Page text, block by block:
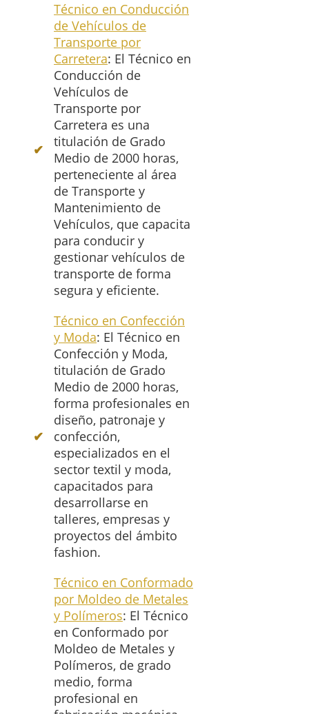
Técnico en Conducción
de Vehículos de
Transporte por
Carretera: El Técnico en
Conducción de
Vehículos de
Transporte por
Carretera es una
titulación de Grado
Medio de 2000 horas,
perteneciente al área
de Transporte y
Mantenimiento de
Vehículos, que capacita
para conducir y
gestionar vehículos de
transporte de forma
segura y eficiente.
Técnico en Confección
y Moda: El Técnico en
Confección y Moda,
titulación de Grado
Medio de 2000 horas,
forma profesionales en
diseño, patronaje y
confección,
especializados en el
sector textil y moda,
capacitados para
desarrollarse en
talleres, empresas y
proyectos del ámbito
fashion.
Técnico en Conformado
por Moldeo de Metales
y Polímeros: El Técnico
en Conformado por
Moldeo de Metales y
Polímeros, de grado
medio, forma
profesional en